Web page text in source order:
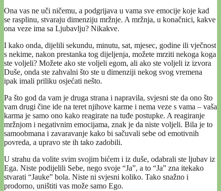
Ona vas ne uči ničemu, a podgrijava u vama sve emocije koje kad
se rasplinu, stvaraju dimenziju mržnje. A mržnja, u konačnici, kakve
ona veze ima sa Ljubavlju? Nikakve.
I kako onda, dijelili sekundu, minutu, sat, mjesec, godine ili vječnost
s nekime, nakon prestanka tog dijeljenja, možete mrziti nekoga koga
ste voljeli? Možete ako ste voljeli egom, ali ako ste voljeli iz izvora
Duše, onda ste zahvalni što ste u dimenziji nekog svog vremena
ipak imali priliku osjećati nešto.
Pa što god da vam je druga strana i napravila, svjesni ste da ono što
vam drugi čine ide na teret njihove karme i nema veze s vama – vaša
karma je samo ono kako reagirate na tuđe postupke. A reagiranje
mržnjom i negativnim emocijama, znak je da niste voljeli. Bila je to
samoobmana i zavaravanje kako bi sačuvali sebe od emotivnih
povreda, a upravo ste ih tako zadobili.
U strahu da volite svim svojim bićem i iz duše, odabrali ste ljubav iz
Ega. Niste podijelili Sebe, nego svoje “Ja”, a to “Ja” zna itekako
stvarati “Jauke” bola. Niste ni svjesni koliko. Tako snažno i
prodorno, uništiti vas može samo Ego.